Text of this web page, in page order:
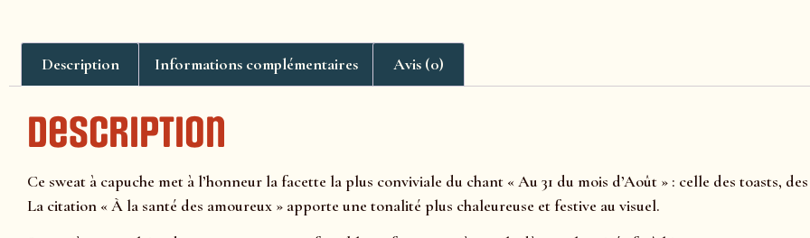
Description Informations complémentaires Avis (0)
Description
Ce sweat à capuche met à l’honneur la facette la plus conviviale du chant « Au 31 du mois d’Août » : celle des toasts,
La citation « À la santé des amoureux » apporte une tonalité plus chaleureuse et festive au visuel.